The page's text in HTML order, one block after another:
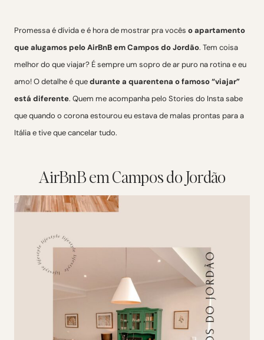
Promessa é dívida e é hora de mostrar pra vocês o apartamento
que alugamos pelo AirBnB em Campos do Jordão. Tem coisa
melhor do que viajar? É sempre um sopro de ar puro na rotina e eu
amo! O detalhe é quedurante a quarentena o famoso “viajar”
está diferente. Quem me acompanha pelo Stories do Insta sabe
que quando o corona estourou eu estava de malas prontas para a
Itália e tive que cancelar tudo.
AirBnB em Campos do Jordão